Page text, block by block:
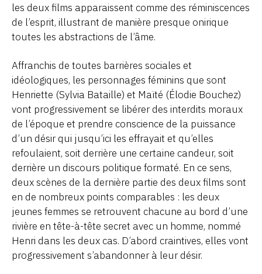
les deux films apparaissent comme des réminiscences
de l’esprit, illustrant de manière presque onirique
toutes les abstractions de l’âme.
Affranchis de toutes barrières sociales et
idéologiques, les personnages féminins que sont
Henriette (Sylvia Bataille) et Maïté (Élodie Bouchez)
vont progressivement se libérer des interdits moraux
de l’époque et prendre conscience de la puissance
d’un désir qui jusqu’ici les effrayait et qu’elles
refoulaient, soit derrière une certaine candeur, soit
derrière un discours politique formaté. En ce sens,
deux scènes de la dernière partie des deux films sont
en de nombreux points comparables : les deux
jeunes femmes se retrouvent chacune au bord d’une
rivière en tête-à-tête secret avec un homme, nommé
Henri dans les deux cas. D’abord craintives, elles vont
progressivement s’abandonner à leur désir.